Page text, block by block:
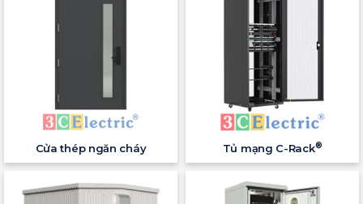
Cửa thép ngăn cháy Tủ mạng C-Rack®